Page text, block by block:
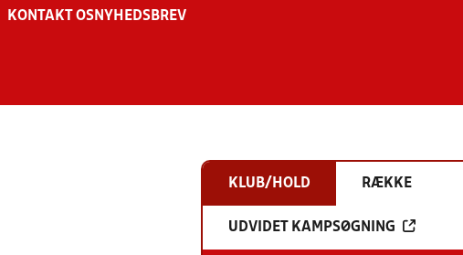
KONTAKT OS NYHEDSBREV
KLUB/HOLD RÆKKE
UDVIDET KAMPSØGNING